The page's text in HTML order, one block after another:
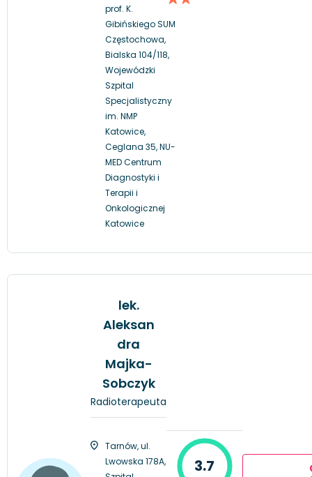
prof. K.
Gibińskiego SUM
Częstochowa,
Bialska 104/118,
Wojewódzki
Szpital
Specjalistyczny
im. NMP
Katowice,
Ceglana 35, NU-
MED Centrum
Diagnostyki i
Terapii i
Onkologicznej
Katowice
lek.
Aleksan
dra
Majka-
Sobczyk
Radioterapeuta
Tarnów, ul.
Lwowska 178A,
3.7